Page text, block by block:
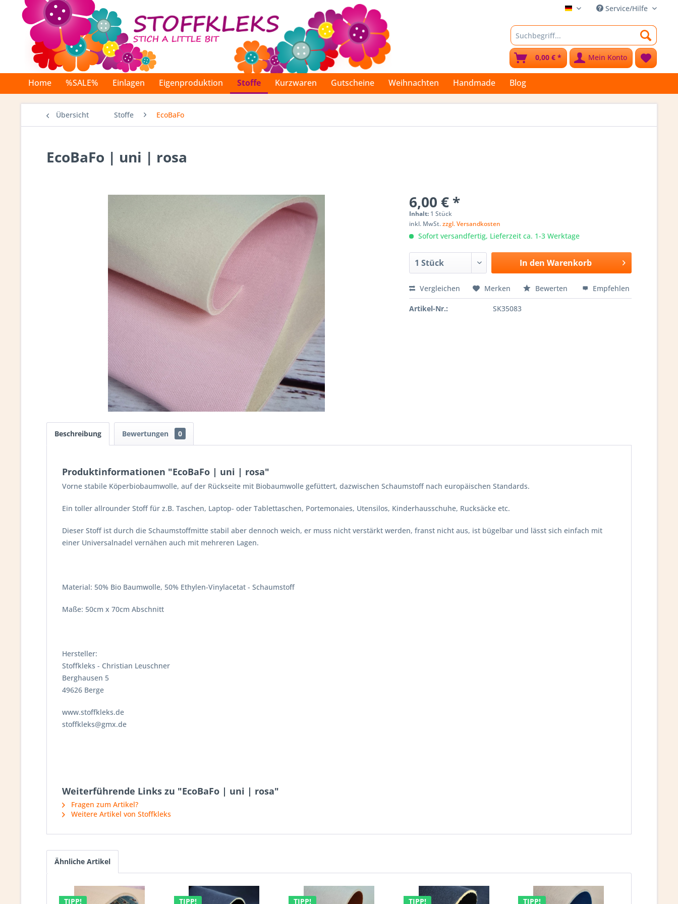
Stoffkleks Service/Hilfe
Mein Konto
0,00 € *
Home %SALE% Einlagen Eigenproduktion Stoffe Kurzwaren Gutscheine Weihnachten Handmade Blog
Übersicht Stoffe EcoBaFo
EcoBaFo | uni | rosa
6,00 € *
Inhalt: 1 Stück
inkl. MwSt.zzgl. Versandkosten
Sofort versandfertig, Lieferzeit ca. 1-3 Werktage
In den Warenkorb
Vergleichen Merken Bewerten Empfehlen
Artikel-Nr.: SK35083
Beschreibung Bewertungen 0
Produktinformationen "EcoBaFo | uni | rosa"
Vorne stabile Köperbiobaumwolle, auf der Rückseite mit Biobaumwolle gefüttert, dazwischen Schaumstoff nach europäischen Standards.
Ein toller allrounder Stoff für z.B. Taschen, Laptop- oder Tablettaschen, Portemonaies, Utensilos, Kinderhausschuhe, Rucksäcke etc.
Dieser Stoff ist durch die Schaumstoffmitte stabil aber dennoch weich, er muss nicht verstärkt werden, franst nicht aus, ist bügelbar und lässt sich einfach mit
einer Universalnadel vernähen auch mit mehreren Lagen.
Material: 50% Bio Baumwolle, 50% Ethylen-Vinylacetat - Schaumstoff
Maße: 50cm x 70cm Abschnitt
Hersteller:
Stoffkleks - Christian Leuschner
Berghausen 5
49626 Berge
www.stoffkleks.de
stoffkleks@gmx.de
Weiterführende Links zu "EcoBaFo | uni | rosa"
Fragen zum Artikel?
Weitere Artikel von Stoffkleks
Ähnliche Artikel
TIPP! TIPP! TIPP! TIPP! TIPP!